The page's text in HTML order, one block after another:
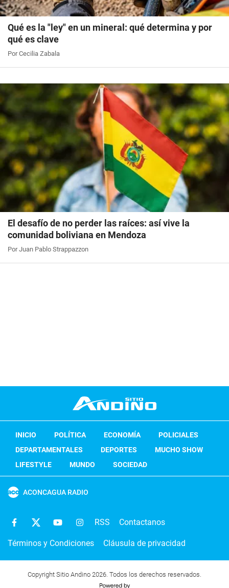
Qué es la "ley" en un mineral: qué determina y por
qué es clave
Por Cecilia Zabala
El desafío de no perder las raíces: así vive la
comunidad boliviana en Mendoza
Por Juan Pablo Strappazzon
INICIO POLÍTICA ECONOMÍA
POLICIALES
DEPARTAMENTALES
DEPORTES
MUCHO SHOW
LIFESTYLE
MUNDO SOCIEDAD
ACONCAGUA RADIO
RSS Contactanos
Términos y Condiciones Cláusula de privacidad
Copyright Sitio Andino 2026. Todos los derechos reservados.